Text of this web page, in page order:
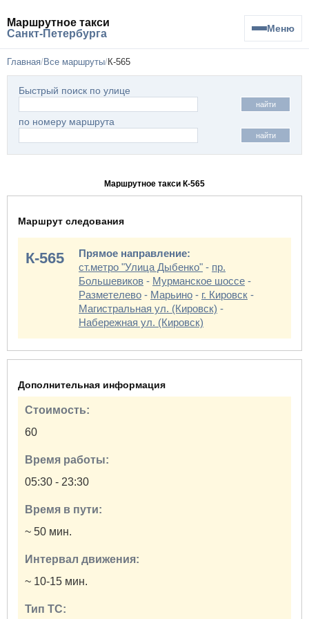
Маршрутное такси
Санкт-Петербурга
Меню
Главная Все маршруты К-565
Быстрый поиск по улице
найти
по номеру маршрута
найти
Маршрутное такси К-565
Маршрут следования
К-565
Прямое направление:
ст.метро "Улица Дыбенко" - пр.
Большевиков - Мурманское шоссе -
Разметелево - Марьино - г. Кировск -
Магистральная ул. (Кировск) -
Набережная ул. (Кировск)
Дополнительная информация
Стоимость:
60
Время работы:
05:30 - 23:30
Время в пути:
~ 50 мин.
Интервал движения:
~ 10-15 мин.
Тип ТС: